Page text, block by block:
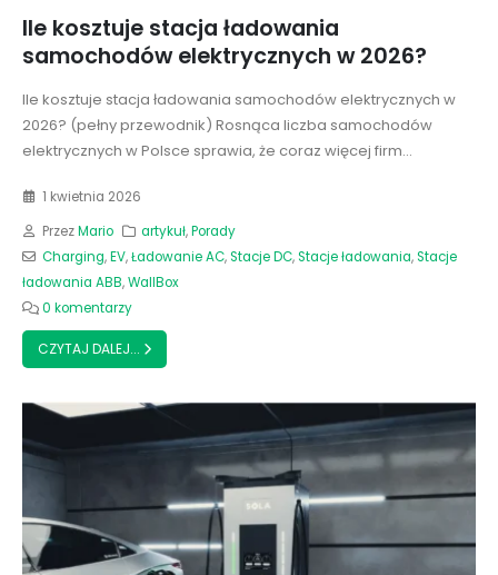
Ile kosztuje stacja ładowania
samochodów elektrycznych w 2026?
Ile kosztuje stacja ładowania samochodów elektrycznych w
2026? (pełny przewodnik) Rosnąca liczba samochodów
elektrycznych w Polsce sprawia, że coraz więcej firm...
1 kwietnia 2026
PrzezMario artykuł,Porady
Charging,EV,Ładowanie AC,Stacje DC,Stacje ładowania,Stacje
ładowania ABB,WallBox
0 komentarzy
CZYTAJ DALEJ...